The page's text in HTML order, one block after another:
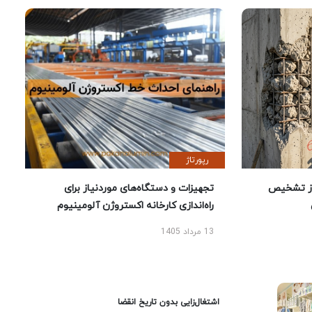
تشخیص
رپورتاژ
تجهیزات و دستگاه‌های موردنیاز برای
راه‌اندازی کارخانه اکستروژن آلومینیوم
13 مرداد 1405
اشتغال‌زایی بدون تاریخ انقضا